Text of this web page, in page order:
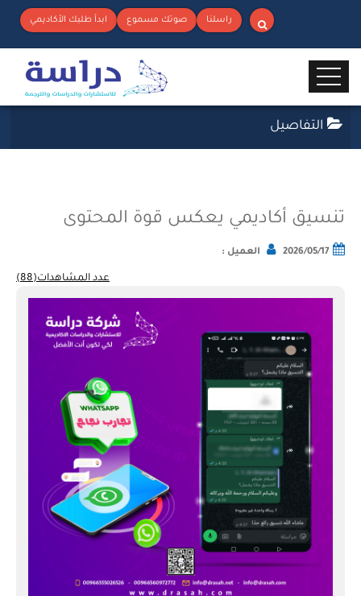
ابدأ طلبك الأكاديمي صوتك مسموع راسلنا
التفاصيل
تنسيق أكاديمي يعكس قوة المحتوى
2026/05/17 العميل :
عدد المشاهدات(88)